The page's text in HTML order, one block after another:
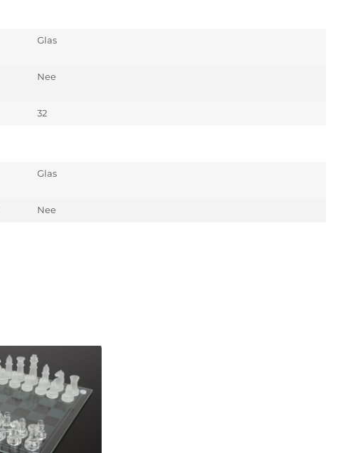
Glas
Nee
32
Glas
Nee